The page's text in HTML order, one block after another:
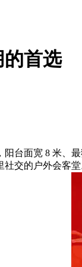
首选
面宽 8 米、最
交的户外会客